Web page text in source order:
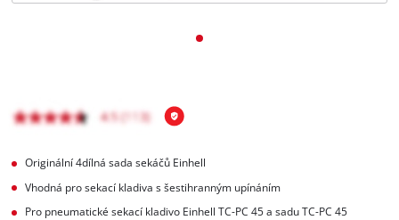
Originální 4dílná sada sekáčů Einhell
Vhodná pro sekací kladiva s šestihranným upínáním
Pro pneumatické sekací kladivo Einhell TC-PC 45 a sadu TC-PC 45